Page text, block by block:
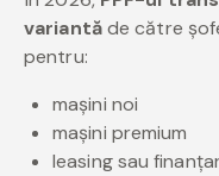
variantăde către
pentru:
mașini noi
mașini premium
leasing sau